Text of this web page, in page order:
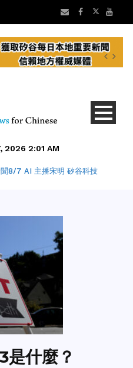
2026 2:01 AM
8/7 AI 主播宋明 矽谷科技
什麼？